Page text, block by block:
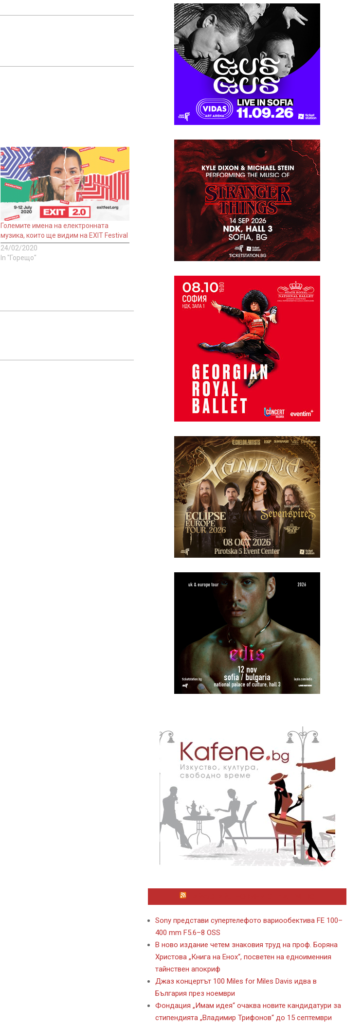
Големите имена на електронната
музика, които ще видим на EXIT Festival
24/02/2020
In "Горещо"
Sony представи супертелефото вариообектива FE 100–
400 mm F5.6–8 OSS
В ново издание четем знаковия труд на проф. Боряна
Христова „Книга на Енох“, посветен на едноименния
тайнствен апокриф
Джаз концертът 100 Miles for Miles Davis идва в
България през ноември
Фондация „Имам идея“ очаква новите кандидатури за
стипендията „Владимир Трифонов“ до 15 септември